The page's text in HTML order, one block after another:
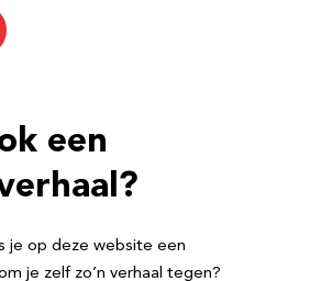
een
je op deze website een
je zelf zo’n verhaal tegen?